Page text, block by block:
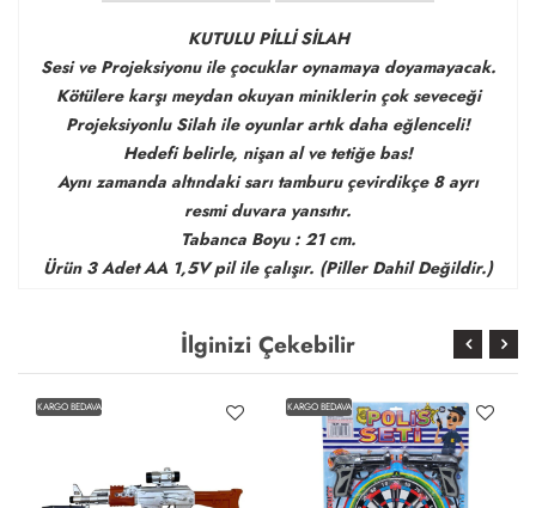
KUTULU PİLLİ SİLAH
Sesi ve Projeksiyonu ile çocuklar oynamaya doyamayacak.
Kötülere karşı meydan okuyan miniklerin çok seveceği
Projeksiyonlu Silah ile oyunlar artık daha eğlenceli!
Hedefi belirle, nişan al ve tetiğe bas!
Aynı zamanda altındaki sarı tamburu çevirdikçe 8 ayrı
resmi duvara yansıtır.
Tabanca Boyu : 21 cm.
Ürün 3 Adet AA 1,5V pil ile çalışır. (Piller Dahil Değildir.)
İlginizi Çekebilir
KARGO BEDAVA KARGO BEDAVA